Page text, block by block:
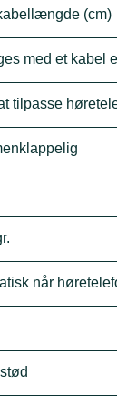
(cm)
med et kabel
tilpasse
når